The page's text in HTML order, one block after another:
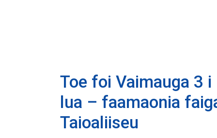
Toe foi Vaimauga 3
lua – faamaonia
Taioaliiseu